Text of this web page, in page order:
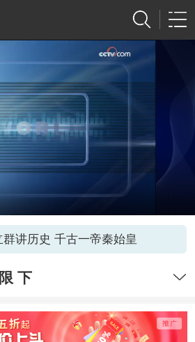
群讲历史 千古一帝秦始皇
下